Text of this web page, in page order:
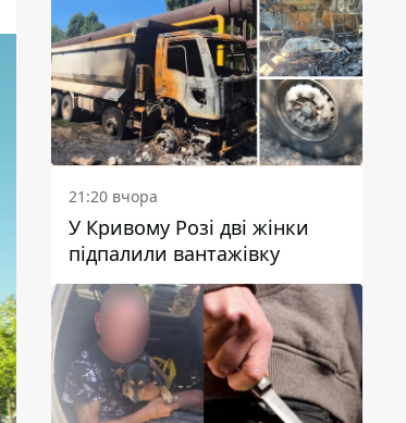
21:20 вчора
У Кривому Розі дві жінки
підпалили вантажівку